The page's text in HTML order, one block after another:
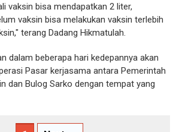
vaksin bisa mendapatkan 2 liter,
vaksin bisa melakukan vaksin terlebih
terang Dadang Hikmatulah.
dalam beberapa hari kedepannya akan
Pasar kerjasama antara Pemerintah
dan Bulog Sarko dengan tempat yang